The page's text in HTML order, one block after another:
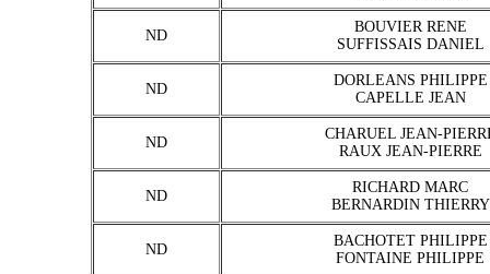
ND
BOUVIER RENE
SUFFISSAIS DANIEL
ND
DORLEANS PHILIPPE
CAPELLE JEAN
ND
CHARUEL JEAN-
RAUX JEAN-PIERRE
ND
RICHARD MARC
BERNARDIN THIERRY
ND
BACHOTET PHILIPPE
FONTAINE PHILIPPE